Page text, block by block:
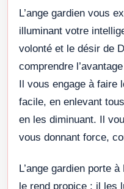
L’ange gardien vous
illuminant votre
volonté et le désir de
comprendre
Il vous engage à
facile, en enlevant
en les diminuant. Il
vous donnant force,
L’ange gardien porte
le rend propice ; il les